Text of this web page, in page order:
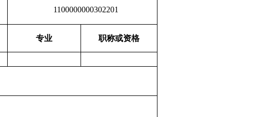
1100000000302201
专业 职称或资格